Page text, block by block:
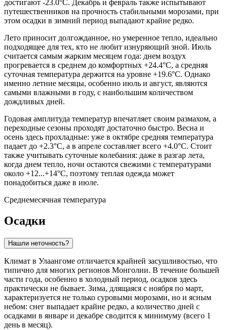
достигают -23.0°C. Декабрь и февраль также испытывают
путешественников на прочность стабильными морозами, при
этом осадки в зимний период выпадают крайне редко.
Лето приносит долгожданное, но умеренное тепло, идеально
подходящее для тех, кто не любит изнуряющий зной. Июль
считается самым жарким месяцем года: днем воздух
прогревается в среднем до комфортных +24.4°C, а средняя
суточная температура держится на уровне +19.6°C. Однако
именно летние месяцы, особенно июль и август, являются
самыми влажными в году, с наибольшим количеством
дождливых дней.
Годовая амплитуда температур впечатляет своим размахом, а
переходные сезоны проходят достаточно быстро. Весна и
осень здесь прохладные: уже в октябре средняя температура
падает до +2.3°C, а в апреле составляет всего +4.0°C. Стоит
также учитывать суточные колебания: даже в разгар лета,
когда днем тепло, ночи остаются свежими с температурами
около +12...+14°C, поэтому теплая одежда может
понадобиться даже в июле.
Среднемесячная температура
Осадки
Нашли неточность?
Климат в Улаангоме отличается крайней засушливостью, что
типично для многих регионов Монголии. В течение большей
части года, особенно в холодный период, осадков здесь
практически не бывает. Зима, длящаяся с ноября по март,
характеризуется не только суровыми морозами, но и ясным
небом: снег выпадает крайне редко, а количество дней с
осадками в январе и декабре сводится к минимуму (всего 1
день в месяц).